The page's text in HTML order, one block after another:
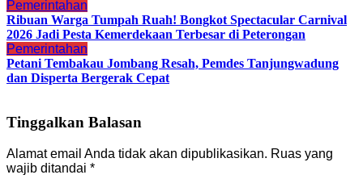
Pemerintahan
Ribuan Warga Tumpah Ruah! Bongkot Spectacular Carnival
2026 Jadi Pesta Kemerdekaan Terbesar di Peterongan
Pemerintahan
Petani Tembakau Jombang Resah, Pemdes Tanjungwadung
dan Disperta Bergerak Cepat
Tinggalkan Balasan
Alamat email Anda tidak akan dipublikasikan. Ruas yang
wajib ditandai *